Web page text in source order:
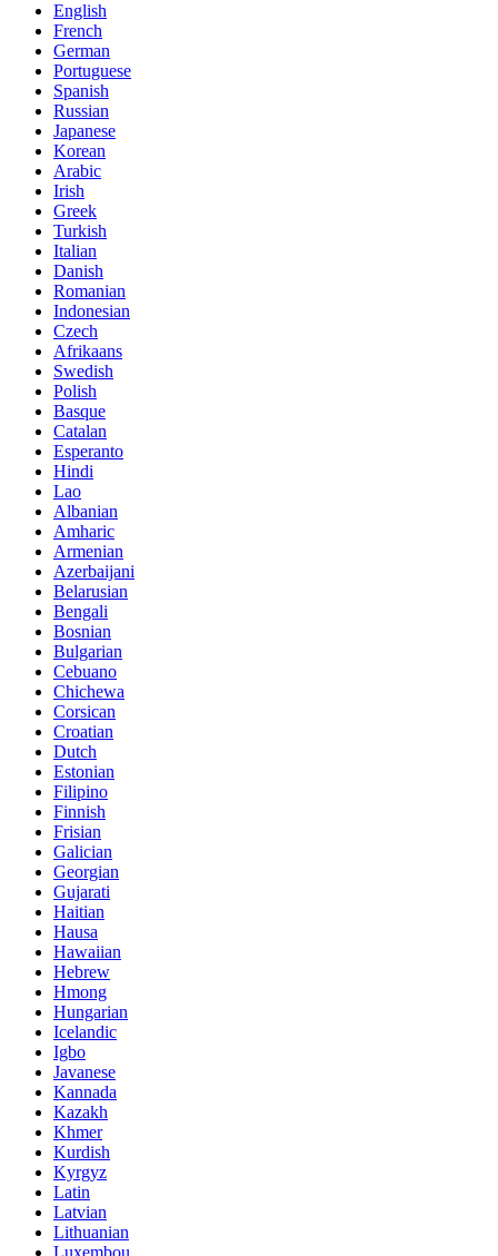
English
French
German
Portuguese
Spanish
Russian
Japanese
Korean
Arabic
Irish
Greek
Turkish
Italian
Danish
Romanian
Indonesian
Czech
Afrikaans
Swedish
Polish
Basque
Catalan
Esperanto
Hindi
Lao
Albanian
Amharic
Armenian
Azerbaijani
Belarusian
Bengali
Bosnian
Bulgarian
Cebuano
Chichewa
Corsican
Croatian
Dutch
Estonian
Filipino
Finnish
Frisian
Galician
Georgian
Gujarati
Haitian
Hausa
Hawaiian
Hebrew
Hmong
Hungarian
Icelandic
Igbo
Javanese
Kannada
Kazakh
Khmer
Kurdish
Kyrgyz
Latin
Latvian
Lithuanian